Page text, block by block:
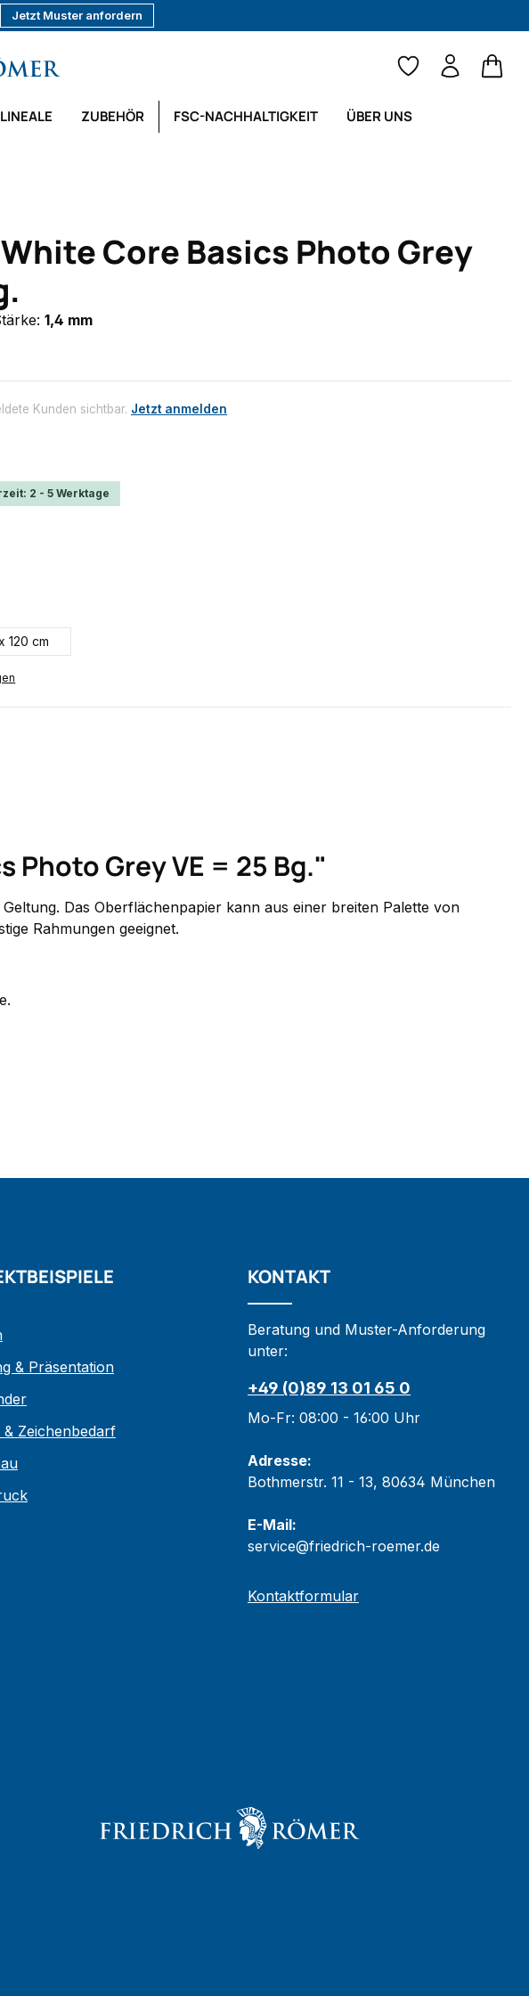
Jetzt Muster anfordern
ZUBEHÖR FSC-NACHHALTIGKEIT ÜBER UNS
Core Basics Photo Grey
1,4 mm
Kunden sichtbar. Jetzt anmelden
von 0 von 5 Sternen
2 - 5 Werktage
120 cm
Grey VE = 25 Bg."
Das Oberflächenpapier kann aus einer breiten Palette von
Rahmungen geeignet.
& Präsentation
Zeichenbedarf
KONTAKT
Beratung und Muster-Anforderung
unter:
+49 (0)89 13 01 65 0
Mo-Fr: 08:00 - 16:00 Uhr
Adresse:
Bothmerstr. 11 - 13, 80634 München
E-Mail:
service@friedrich-roemer.de
Kontaktformular